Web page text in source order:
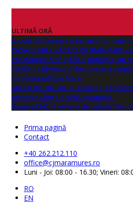
ULTIMĂ ORĂ
Lucrări de montare grinzi prefabricate
PASAJ CLUBUL VĂCARILOR (BAIA MARE -
Programul pentru școli al României an
Cărțile de identitate electronice și
în municipiul Baia Mare
ANUNŢ IMPORTANT! Consiliul
activitatea într-un sediu temporar.
Numărul 262 al revistei de cultură
Prima pagină
Contact
+40 262.212.110
office@cjmaramures.ro
Luni - Joi: 08:00 - 16.30; Vineri:
RO
EN